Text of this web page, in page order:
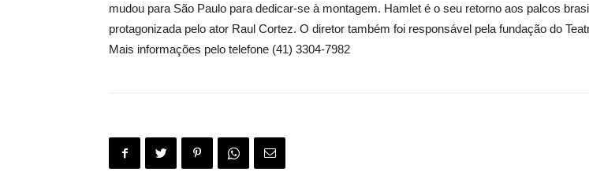
mudou para São Paulo para dedicar-se à montagem. Hamlet é o seu retorno aos palcos
protagonizada pelo ator Raul Cortez. O diretor também foi responsável pela fundação do
Mais informações pelo telefone (41) 3304-7982